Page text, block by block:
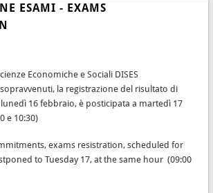
ESAMI - EXAMS
Economiche e Sociali DISES
la registrazione del risultato di
16 febbraio, è posticipata a martedì 17
e 10:30)
exams resistration, scheduled for
to Tuesday 17, at the same hour (09:00